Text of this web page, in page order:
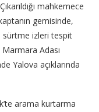
mahkemece
gemisinde,
sürtme izleri tespit
Adası
Yalova açıklarında
arama kurtarma